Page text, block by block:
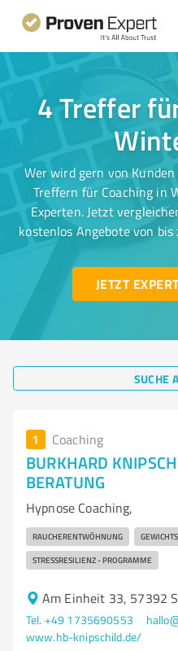
4 Treffer
Wer wird gern von
Treffern für Coaching in
Experten. Jetzt
kostenlos Angebote von
JETZT
SUCHE
1 Coaching
BURKHARD
BERATUNG
Hypnose Coaching,
RAUCHERENTWÖHNUNG
STRESSRESILIENZ - PROGRAMME
Am Einheit 33, 57392
Tel. +49 1735690553
www.hb-knipschild.de/